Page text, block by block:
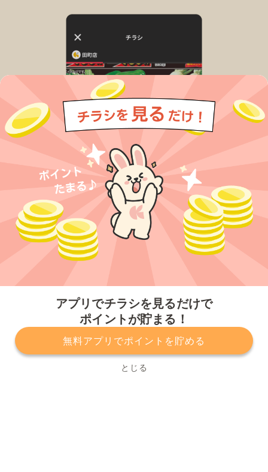
アプリでチラシを見るだけで
ポイントが貯まる！
無料アプリでポイントを貯める
とじる
プライバシーポリシー 利用規約
運営会社
サービスに関してのお問い合わせ